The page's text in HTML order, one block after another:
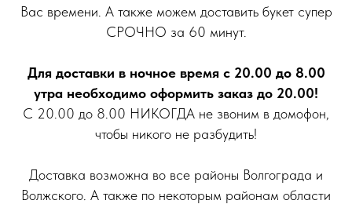
Вас времени. А также можем доставить букет супер
СРОЧНО за 60 минут.
Для доставки в ночное время с 20.00 до 8.00
утра необходимо оформить заказ до 20.00!
С 20.00 до 8.00 НИКОГДА не звоним в домофон,
чтобы никого не разбудить!
Доставка возможна во все районы Волгограда и
Волжского. А также по некоторым районам области